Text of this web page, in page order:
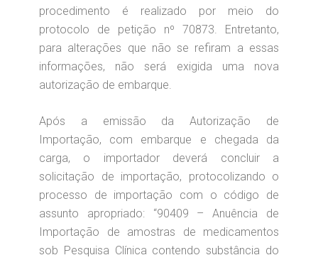
procedimento é realizado por meio do
protocolo de petição nº 70873. Entretanto,
para alterações que não se refiram a essas
informações, não será exigida uma nova
autorização de embarque.
Após a emissão da Autorização de
Importação, com embarque e chegada da
carga, o importador deverá concluir a
solicitação de importação, protocolizando o
processo de importação com o código de
assunto apropriado: “90409 – Anuência de
Importação de amostras de medicamentos
sob Pesquisa Clínica contendo substância do